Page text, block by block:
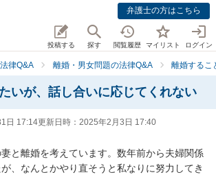
弁護士の方はこちら
投稿する 探す 閲覧履歴 マイリスト ログイン
法律Q&A 離婚・男女問題の法律Q&A 離婚するこ
いが、話し合いに応じてくれない
日 17:14更新日時： 2025年2月3日 17:40
と離婚を考えています。数年前から夫婦関係
、なんとかやり直そうと私なりに努力してき